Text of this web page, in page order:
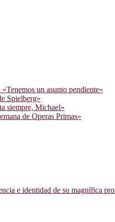
un asunto pendiente»
Spielberg»
siempre, Michael»
de Operas Primas»
e identidad de su magnífica